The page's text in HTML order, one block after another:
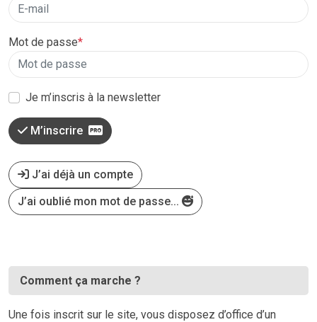
Mot de passe*
Je m’inscris à la newsletter
M’inscrire
J’ai déjà un compte
J’ai oublié mon mot de passe...
Comment ça marche ?
Une fois inscrit sur le site, vous disposez d’office d’un